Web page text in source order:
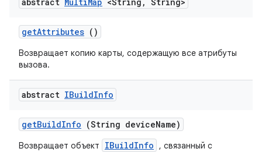
getAttributes ()
Возвращает копию карты, содержащую все атрибуты
вызова.
abstract IBuildInfo
getBuildInfo (String deviceName)
Возвращает объект IBuildInfo , связанный с